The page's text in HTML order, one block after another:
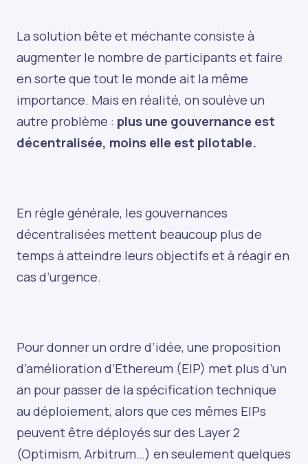
La solution bête et méchante consiste à
augmenter le nombre de participants et faire
en sorte que tout le monde ait la même
importance. Mais en réalité, on soulève un
autre problème : plus une gouvernance est
décentralisée, moins elle est pilotable.
En règle générale, les gouvernances
décentralisées mettent beaucoup plus de
temps à atteindre leurs objectifs et à réagir en
cas d’urgence.
Pour donner un ordre d’idée, une proposition
d’amélioration d’Ethereum (EIP) met plus d’un
an pour passer de la spécification technique
au déploiement, alors que ces mêmes EIPs
peuvent être déployés sur des Layer 2
(Optimism, Arbitrum…) en seulement quelques